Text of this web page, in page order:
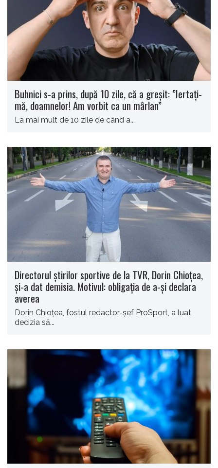
Buhnici s-a prins, după 10 zile, că a greșit: ”Iertați-
mă, doamnelor! Am vorbit ca un mârlan”
La mai mult de 10 zile de când a...
Directorul ştirilor sportive de la TVR, Dorin Chioțea,
și-a dat demisia. Motivul: obligația de a-și declara
averea
Dorin Chioțea, fostul redactor-șef ProSport, a luat
decizia să...